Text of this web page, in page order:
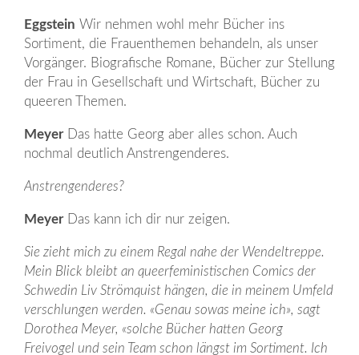
Eggstein Wir nehmen wohl mehr Bücher ins
Sortiment, die Frauenthemen behandeln, als unser
Vorgänger. Biografische Romane, Bücher zur Stellung
der Frau in Gesellschaft und Wirtschaft, Bücher zu
queeren Themen.
MeyerDas hatte Georg aber alles schon. Auch
nochmal deutlich Anstrengenderes.
Anstrengenderes?
MeyerDas kann ich dir nur zeigen.
Sie zieht mich zu einem Regal nahe der Wendeltreppe.
Mein Blick bleibt an queerfeministischen Comics der
Schwedin Liv Strömquist hängen, die in meinem Umfeld
verschlungen werden. «Genau sowas meine ich», sagt
Dorothea Meyer, «solche Bücher hatten Georg
Freivogel und sein Team schon längst im Sortiment. Ich